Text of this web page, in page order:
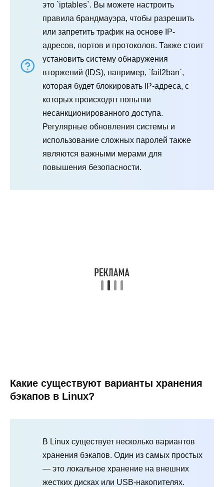
это `iptables`. Вы можете настроить
правила брандмауэра, чтобы разрешить
или запретить трафик на основе IP-
адресов, портов и протоколов. Также стоит
установить систему обнаружения
вторжений (IDS), например, `fail2ban`,
которая будет блокировать IP-адреса, с
которых происходят попытки
несанкционированного доступа.
Регулярные обновления системы и
использование сложных паролей также
являются важными мерами для
повышения безопасности.
Какие существуют варианты хранения
бэкапов в Linux?
В Linux существует несколько вариантов
хранения бэкапов. Один из самых простых
— это локальное хранение на внешних
жестких дисках или USB-накопителях.